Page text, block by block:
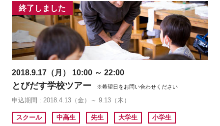
終了しました
2018.9.17（月） 10:00 ～ 22:00
とびだす学校ツアー※希望日をお問い合わせください
申込期間 : 2018.4.13（金）～ 9.13（木）
スクール 中高生 先生 大学生 小学生